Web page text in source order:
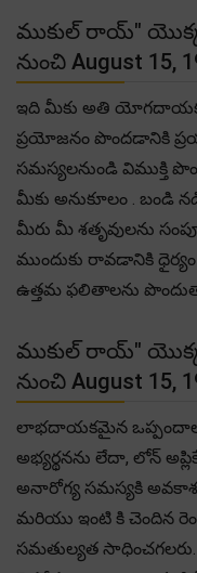
ముకుల్ రాయ్" యొక్క
నుంచి August 15,
ఇది మీకు అతి
ప్రయోజనం పొందడానికి
సమస్యలనుండి విముక్తి
మీకు అనుకూలం . బండి
మీరు మీ శతృవులను
ముందుకు రావడానికి
ఉత్తమ ఫలితాలను
ముకుల్ రాయ్" యొక్క
నుంచి August 15,
లాభదాయకమైన
అభ్యర్థనను లేదా, లోన్
అనారోగ్య సమస్యకి
మరియు ఇంటి కి చెందిన
సమతుల్యత